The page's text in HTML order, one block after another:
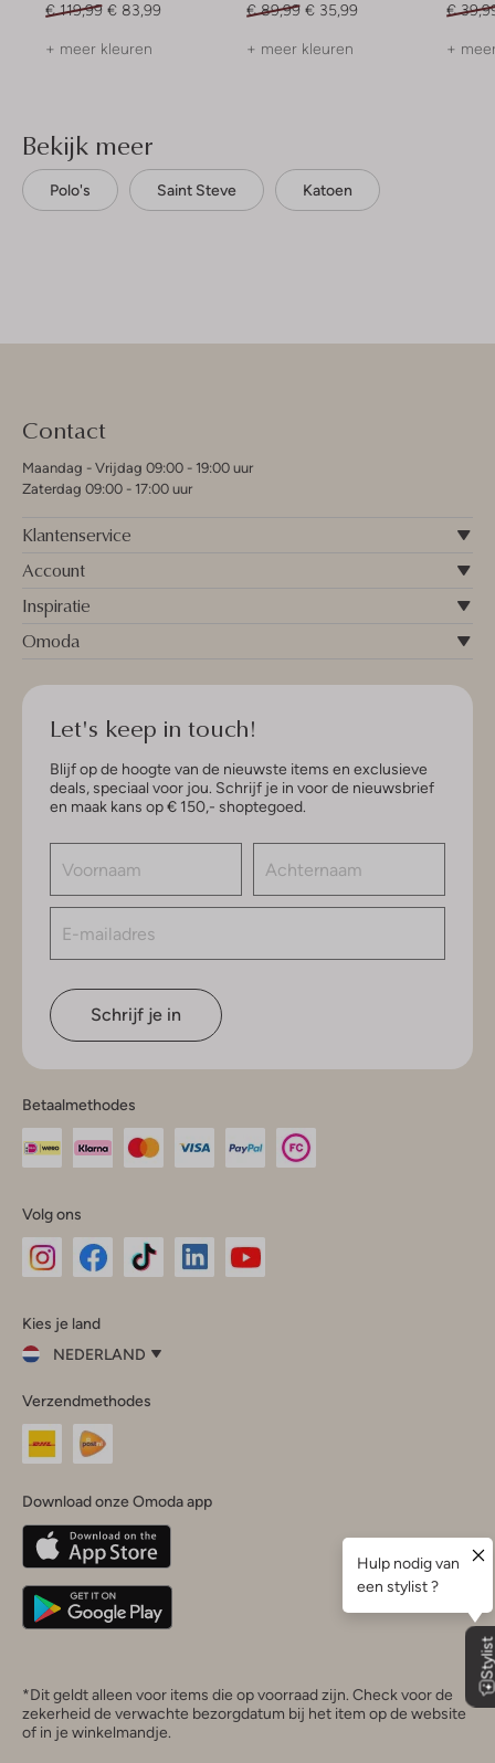
€ 119,99 € 83,99
+ meer kleuren
€ 89,99 € 35,99
+ meer kleuren
€
+
Bekijk meer
Polo's Saint Steve Katoen
Contact
Maandag - Vrijdag 09:00 - 19:00 uur
Zaterdag 09:00 - 17:00 uur
Klantenservice
Account
Inspiratie
Omoda
Let's keep in touch!
Blijf op de hoogte van de nieuwste items en exclusieve
deals, speciaal voor jou. Schrijf je in voor de nieuwsbrief
en maak kans op € 150,- shoptegoed.
Schrijf je in
Betaalmethodes
Volg ons
InstagramFacebook
Kies je land
NEDERLAND
je
land
Nederland
Belgique(Français)
Deutschland
Verzendmethodes
Download onze Omoda app
*Dit geldt alleen voor items die op voorraad zijn. Check voor de
zekerheid de verwachte bezorgdatum bij het item op de website
of in je winkelmandje.